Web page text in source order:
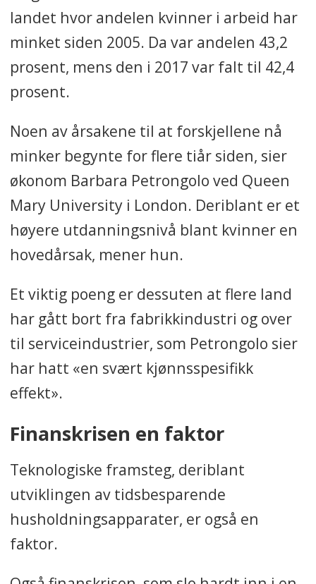
landet hvor andelen kvinner i arbeid har
minket siden 2005. Da var andelen 43,2
prosent, mens den i 2017 var falt til 42,4
prosent.
Noen av årsakene til at forskjellene nå
minker begynte for flere tiår siden, sier
økonom Barbara Petrongolo ved Queen
Mary University i London. Deriblant er et
høyere utdanningsnivå blant kvinner en
hovedårsak, mener hun.
Et viktig poeng er dessuten at flere land
har gått bort fra fabrikkindustri og over
til serviceindustrier, som Petrongolo sier
har hatt «en svært kjønnsspesifikk
effekt».
Finanskrisen en faktor
Teknologiske framsteg, deriblant
utviklingen av tidsbesparende
husholdningsapparater, er også en
faktor.